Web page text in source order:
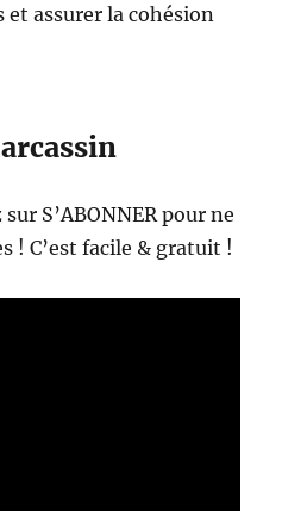
et assurer la cohésion
S’ABONNER pour ne
! C’est facile & gratuit !